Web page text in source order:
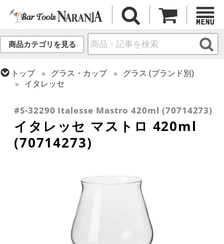
商品カテゴリを見る
トップ グラス・カップ
グラス (ブランド別)
イタレッセ
ビールグラス・ビアグラス
#S-32290 Italesse Mastro 420ml (70714273)
イタレッセ マストロ 420ml
(70714273)